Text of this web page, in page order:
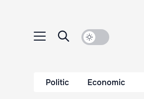
Politic Economic